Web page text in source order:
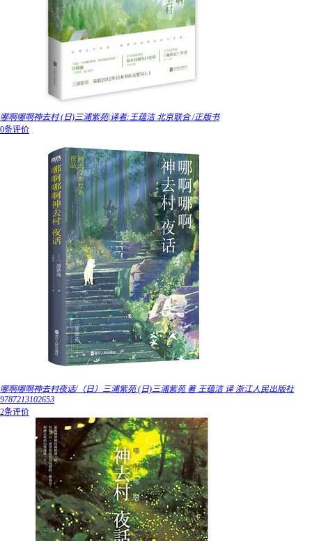
哪啊哪啊神去村 (日)三浦紫苑|译者:王蕴洁 北京联合 /正版书
0条评价
哪啊哪啊神去村夜话/（日）三浦紫苑 (日)三浦紫苑 著 王蕴洁 译 浙江人民出版社
9787213102653
2条评价